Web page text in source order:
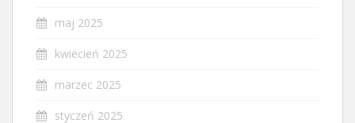
maj 2025
kwiecień 2025
marzec 2025
styczeń 2025